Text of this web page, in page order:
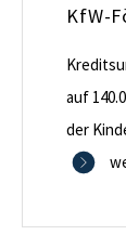
auf
der